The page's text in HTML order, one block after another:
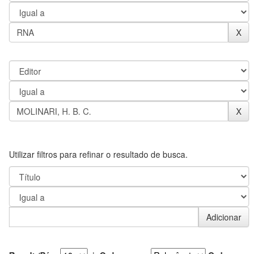
Utilizar filtros para refinar o resultado de busca.